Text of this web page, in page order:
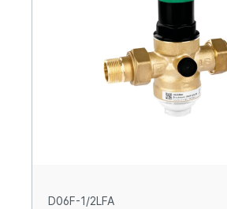
D06F-1/2LFA